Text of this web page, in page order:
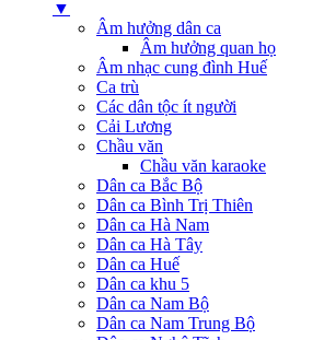
▼
Âm hưởng dân ca
Âm hưởng quan họ
Âm nhạc cung đình Huế
Ca trù
Các dân tộc ít người
Cải Lương
Chầu văn
Chầu văn karaoke
Dân ca Bắc Bộ
Dân ca Bình Trị Thiên
Dân ca Hà Nam
Dân ca Hà Tây
Dân ca Huế
Dân ca khu 5
Dân ca Nam Bộ
Dân ca Nam Trung Bộ